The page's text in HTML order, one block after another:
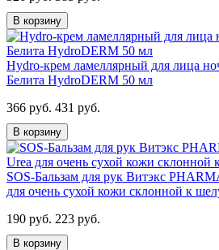
В корзину
Hydro-крем ламеллярный для лица
Белита HydroDERM 50 мл
366 руб. 431 руб.
В корзину
SOS-Бальзам для рук Витэкс
для очень сухой кожи склонной к
190 руб. 223 руб.
В корзину